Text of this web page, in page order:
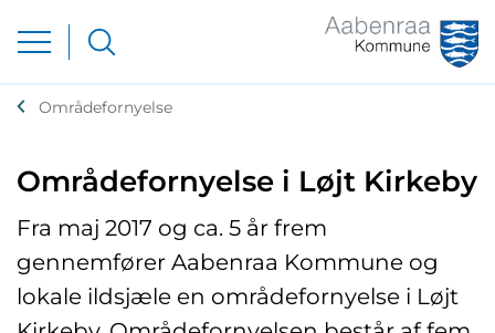
Områdefornyelse
Områdefornyelse i Løjt Kirkeby
Fra maj 2017 og ca. 5 år frem
gennemfører Aabenraa Kommune og
lokale ildsjæle en områdefornyelse i Løjt